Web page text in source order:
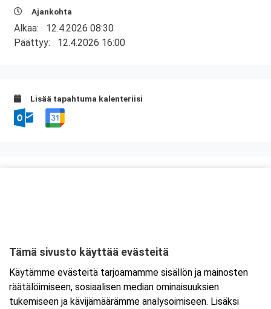
Ajankohta
Alkaa: 12.4.2026 08:30
Päättyy: 12.4.2026 16:00
Lisää tapahtuma kalenteriisi
Tarkempi kartta ja ajo-ohjeet
Tämä sivusto käyttää evästeitä
Käytämme evästeitä tarjoamamme sisällön ja mainosten
räätälöimiseen, sosiaalisen median ominaisuuksien
tukemiseen ja kävijämäärämme analysoimiseen. Lisäksi